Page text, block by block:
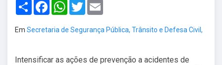
Share FacebookWhatsApp
Twitter
Em Secretaria de Segurança Pública, Trânsito e Defesa Civil,
Intensificar as ações de prevenção a acidentes de